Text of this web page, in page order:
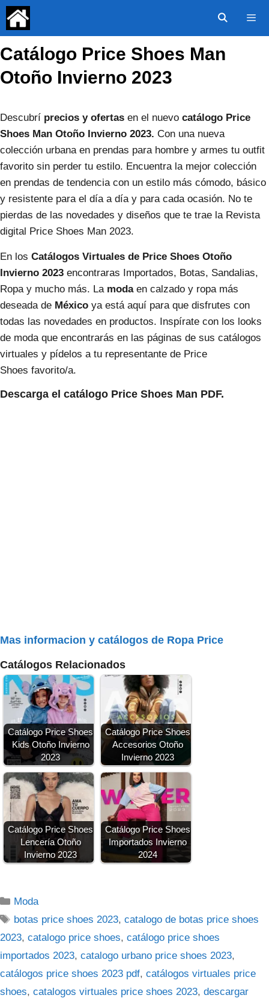
Saltar
contenido
Catálogo Price Shoes Man
Otoño Invierno 2023
Descubrí precios y ofertas en el nuevo catálogo Price
Shoes Man Otoño Invierno 2023. Con una nueva
colección urbana en prendas para hombre y armes tu outfit
favorito sin perder tu estilo. Encuentra la mejor colección
en prendas de tendencia con un estilo más cómodo, básico
y resistente para el día a día y para cada ocasión. No te
pierdas de las novedades y diseños que te trae la Revista
digital Price Shoes Man 2023.
En los Catálogos Virtuales de Price Shoes Otoño
Invierno 2023 encontraras Importados, Botas, Sandalias,
Ropa y mucho más. La modaen calzado y ropa más
deseada de México ya está aquí para que disfrutes con
todas las novedades en productos. Inspírate con los looks
de moda que encontrarás en las páginas de sus catálogos
virtuales y pídelos a tu representante de Price
Shoes favorito/a.
Descarga el catálogo Price Shoes Man PDF.
Mas informacion y catálogos de Ropa Price
Catálogos Relacionados
Catálogo Price Shoes
Kids Otoño Invierno
2023
Catálogo Price Shoes
Accesorios Otoño
Invierno 2023
Catálogo Price Shoes
Lencería Otoño
Invierno 2023
Catálogo Price Shoes
Importados Invierno
2024
Categorías
Moda
Etiquetas
botas price shoes 2023,catalogo de botas price shoes
2023, catalogo price shoes, catálogo price shoes
importados 2023, catalogo urbano price shoes 2023,
catálogos price shoes 2023 pdf, catálogos virtuales price
shoes, catalogos virtuales price shoes 2023, descargar